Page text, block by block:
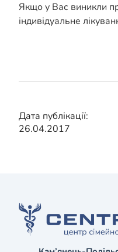
Якщо у Вас виникли
індивідуальне
Дата публікації:
26.04.2017